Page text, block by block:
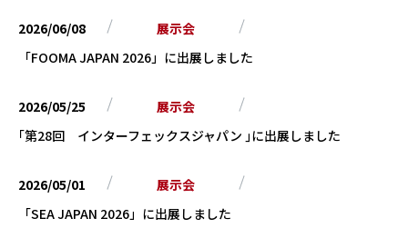
2026/06/08
展示会
「FOOMA JAPAN 2026」に出展しました
2026/05/25
展示会
｢第28回 インターフェックスジャパン ｣に出展しました
2026/05/01
展示会
「SEA JAPAN 2026」に出展しました